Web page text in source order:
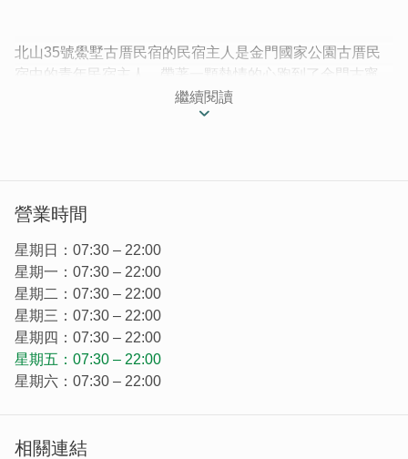
北山35號鱟墅古厝民宿的民宿主人是金門國家公園古厝民
宿中的青年民宿主人，帶著一顆熱情的心跑到了金門古寧
頭，愛上了這個雙鯉湖畔村落的風景秀麗。
鱟墅取名自金門特有的鱟魚，又名馬蹄蟹，英文是
繼續閱讀
營業時間
星期日：07:30 – 22:00
星期一：07:30 – 22:00
星期二：07:30 – 22:00
星期三：07:30 – 22:00
星期四：07:30 – 22:00
星期五：07:30 – 22:00
星期六：07:30 – 22:00
相關連結